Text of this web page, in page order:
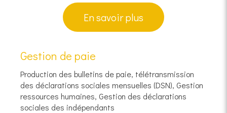
En savoir plus
Gestion de paie
Production des bulletins de paie, télétransmission
des déclarations sociales mensuelles (DSN), Gestion
ressources humaines, Gestion des déclarations
sociales des indépendants